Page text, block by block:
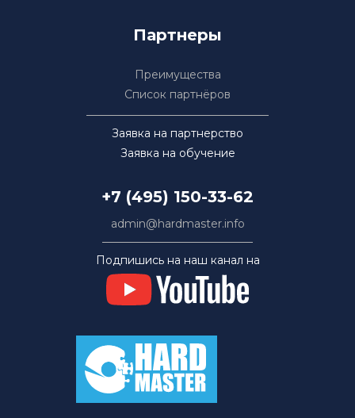
Партнеры
Преимущества
Список партнёров
Заявка на партнерство
Заявка на обучение
+7 (495) 150-33-62
admin@hardmaster.info
Подпишись на наш канал на